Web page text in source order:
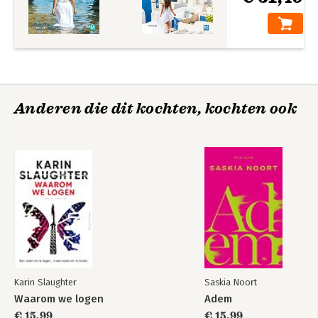
Anderen die dit kochten, kochten ook
Karin Slaughter
Waarom we logen
Saskia Noort
Adem